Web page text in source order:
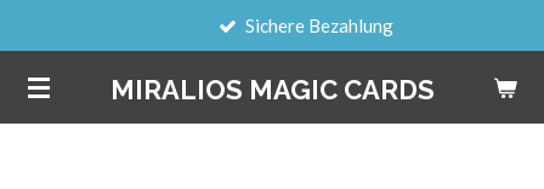
springen
MIRALIOS MAGIC CARDS
Sichere Bezahlung